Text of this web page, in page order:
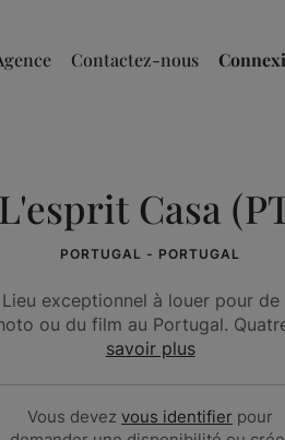
Contactez-nous
L'esprit Casa
PORTUGAL - PORTUGAL
Lieu exceptionnel à louer pour de
ou du film au Portugal.
savoir plus
Vous devezvous identifier pour